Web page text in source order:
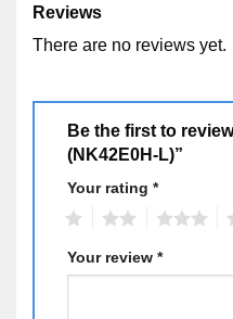
– Hỗ trợ 4 cổng POE
– Nguồn 48VDC
ảnh sắc nét cho tầm
tảng Hik-Connect – Siêu
khủng – Miễn phí trọn
Reviews
There are no reviews yet.
Be the first to
(NK42E0H-L)”
Your rating *
Your review *